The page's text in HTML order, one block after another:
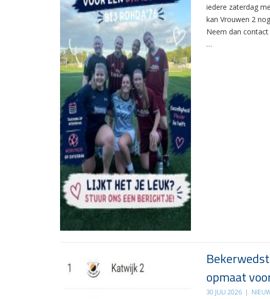
iedere zaterdag
kan Vrouwen 2
Neem dan
…
opmaat
30 JULI 2026 |